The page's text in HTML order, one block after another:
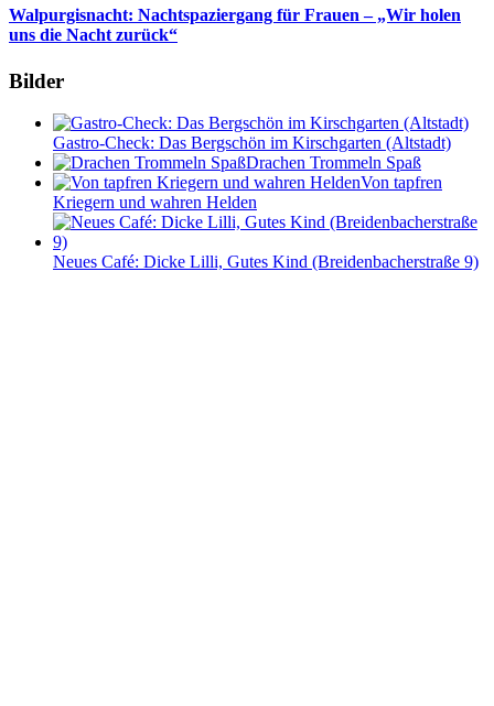
Walpurgisnacht: Nachtspaziergang für Frauen – „Wir holen
uns die Nacht zurück“
Bilder
Gastro-Check: Das Bergschön im Kirschgarten (Altstadt)
Drachen Trommeln Spaß
Von tapfren
Kriegern und wahren Helden
Neues Café: Dicke Lilli, Gutes Kind (Breidenbacherstraße 9)